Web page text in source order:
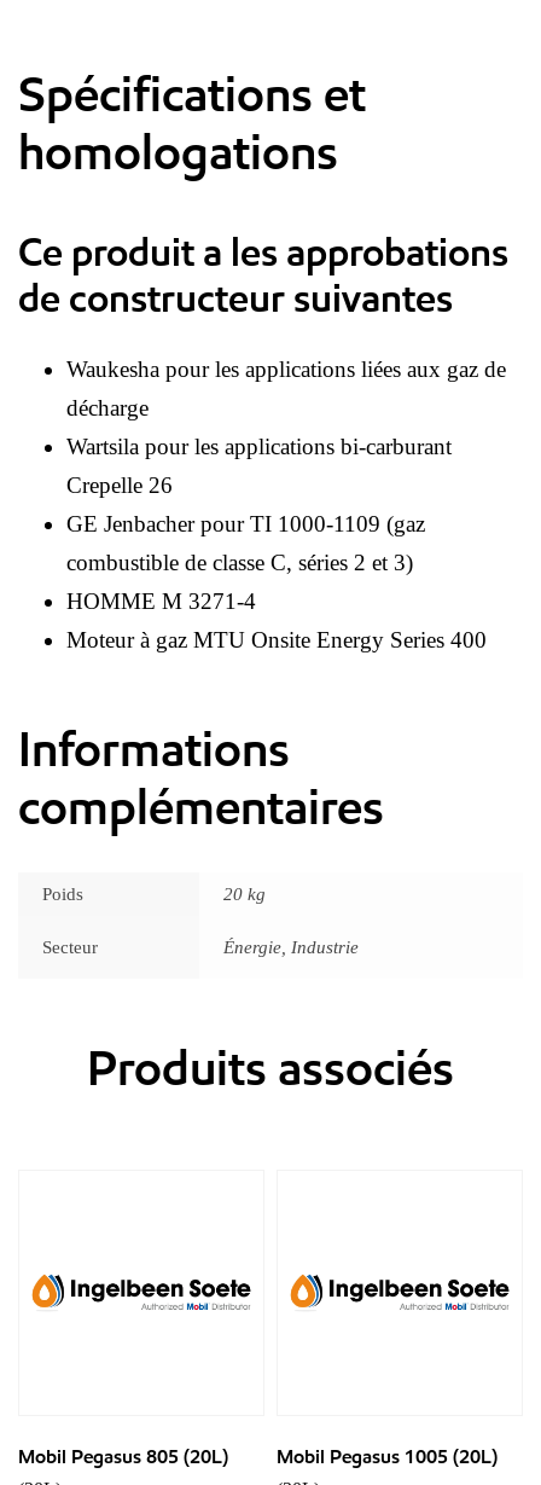
Spécifications et
homologations
Ce produit a les approbations
de constructeur suivantes
Waukesha pour les applications liées aux gaz de
décharge
Wartsila pour les applications bi-carburant
Crepelle 26
GE Jenbacher pour TI 1000-1109 (gaz
combustible de classe C, séries 2 et 3)
HOMME M 3271-4
Moteur à gaz MTU Onsite Energy Series 400
Informations
complémentaires
Poids 20 kg
Secteur Énergie, Industrie
Produits associés
Mobil Pegasus 805 (20L) Mobil Pegasus 1005 (20L)